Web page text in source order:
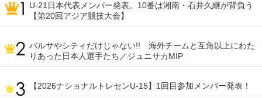
U-21日本代表メンバー発表。10番は湘南・石井久継が背負う
【第20回アジア競技大会】
バルサやシティだけじゃない!! 海外チームと互角以上にわた
りあった日本人選手たち／ジュニサカMIP
【2026ナショナルトレセンU-15】1回目参加メンバー発表！